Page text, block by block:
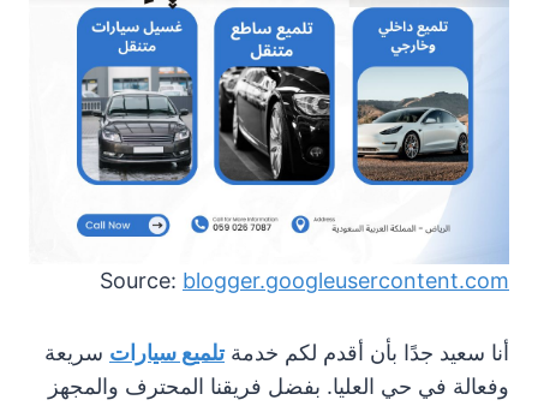
Source: blogger.googleusercontent.com
أنا سعيد جدًا بأن أقدم لكم خدمةتلميع سيارات سريعة
وفعالة في حي العليا. بفضل فريقنا المحترف والمجهز